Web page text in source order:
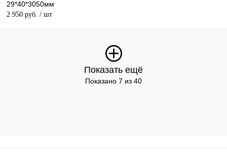
29*40*3050мм
2 950 руб. / шт
Показать ещё
Показано 7 из 40